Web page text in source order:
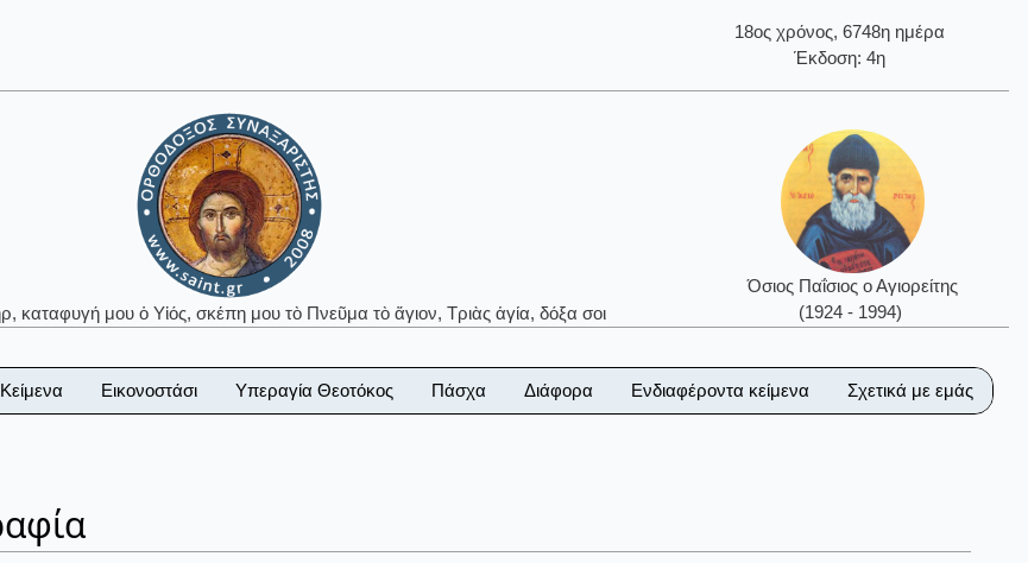
18ος χρόνος, 6748η ημέρα
Έκδοση: 4η
καταφυγή μου ὁ Υἱός, σκέπη μου τὸ Πνεῦμα τὸ ἅγιον, Τριὰς ἁγία, δόξα σοι
Όσιος Παΐσιος ο Αγιορείτης
(1924 - 1994)
Εικονοστάσι Υπεραγία Θεοτόκος Πάσχα Διάφορα Ενδιαφέροντα κείμενα Σχετικά με εμάς